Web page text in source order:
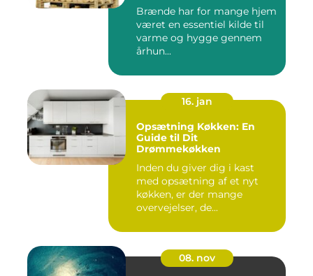
Brænde har for mange hjem
været en essentiel kilde til
varme og hygge gennem
århun...
16. jan
Opsætning Køkken: En
Guide til Dit
Drømmekøkken
Inden du giver dig i kast
med opsætning af et nyt
køkken, er der mange
overvejelser, de...
08. nov